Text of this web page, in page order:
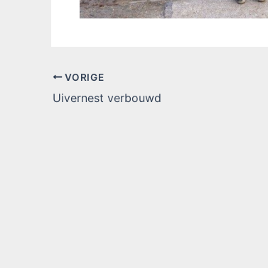
VORIGE
Uivernest verbouwd